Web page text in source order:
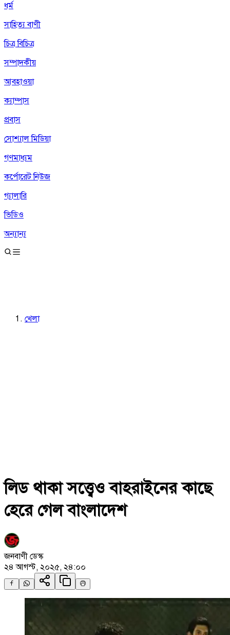
ধর্ম
সাহিত্য বাণী
চিত্র বিচিত্র
সম্পাদকীয়
আবহাওয়া
ক্যাম্পাস
প্রবাস
সোশ্যাল মিডিয়া
গণমাধ্যম
কর্পোরেট নিউজ
গ্যালারি
ভিডিও
অন্যান্য
খেলা
লিড থাকা সত্ত্বেও বাহরাইনের কাছে
হেরে গেল বাংলাদেশ
জনবাণী ডেস্ক
২৪ আগস্ট, ২০২৫, ২৪:০০